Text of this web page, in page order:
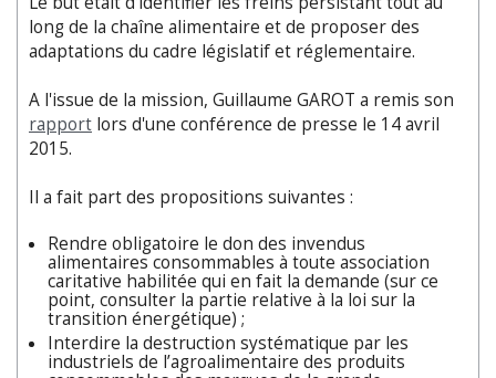
long de la chaîne alimentaire et de proposer des
adaptations du cadre législatif et réglementaire.
A l'issue de la mission, Guillaume GAROT a remis son
rapport lors d'une conférence de presse le 14 avril
2015.
Il a fait part des propositions suivantes :
Rendre obligatoire le don des invendus
alimentaires consommables à toute association
caritative habilitée qui en fait la demande (sur ce
point, consulter la partie relative à la loi sur la
transition énergétique) ;
Interdire la destruction systématique par les
industriels de l’agroalimentaire des produits